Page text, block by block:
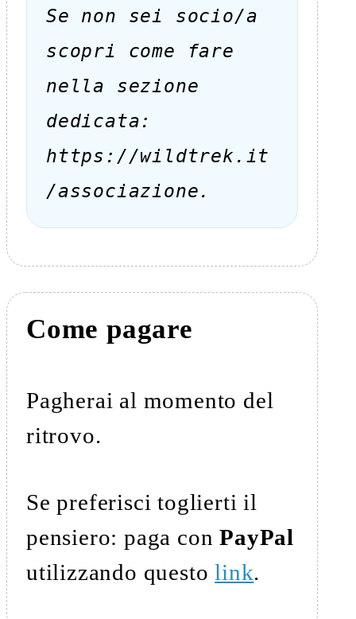
Se non sei socio/a
scopri come fare
nella sezione
dedicata:
https://wildtrek.it
/associazione.
Come pagare
Pagherai al momento del
ritrovo.
Se preferisci toglierti il
pensiero: paga conPayPal
utilizzando questolink.